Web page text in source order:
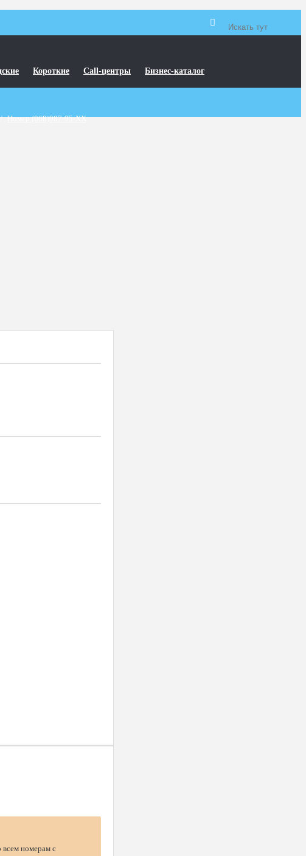
Короткие Call-центры Бизнес-каталог
/ Номер (068)987-95-XX
всем номерам с